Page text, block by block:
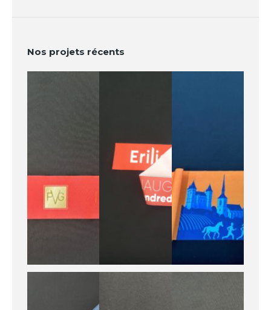
Nos projets récents